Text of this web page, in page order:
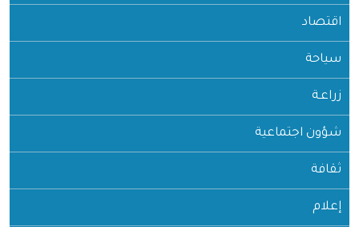
اقتصاد
سياحة
زراعـة
شؤون اجتماعية
ثقافة
إعلام